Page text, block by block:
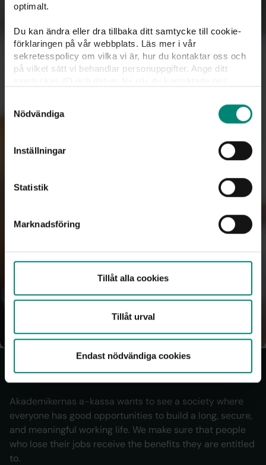
optimalt.
Du kan ändra eller dra tillbaka ditt samtycke till cookie-
förklaringen på vår webbplats. Läs mer i vår
sekretesspolicy om vilka vi är, hur du kontaktar oss och
på vilket sätt vi behandlar personuppgifter. Ange ditt
samtycke direkt genom att klicka på knappnålen nere till
vänster på sidan.
Nödvändiga
Inställningar
Statistik
Marknadsföring
Tillåt alla cookies
Tillåt urval
Endast nödvändiga cookies
The Swedish Unemployment Insurance Inspectorate
Arbetsförmedlingen. The purpose is to ensure that we
follow the rules and that the application is legally secure
and efficient.
Board
Office management
Akademikernas a-kassa wants to see a society where
everyone has good opportunities to build a long, secure,
and meaningful working life. We make sure that people
who lose their jobs receive the benefits they are entitled
to.